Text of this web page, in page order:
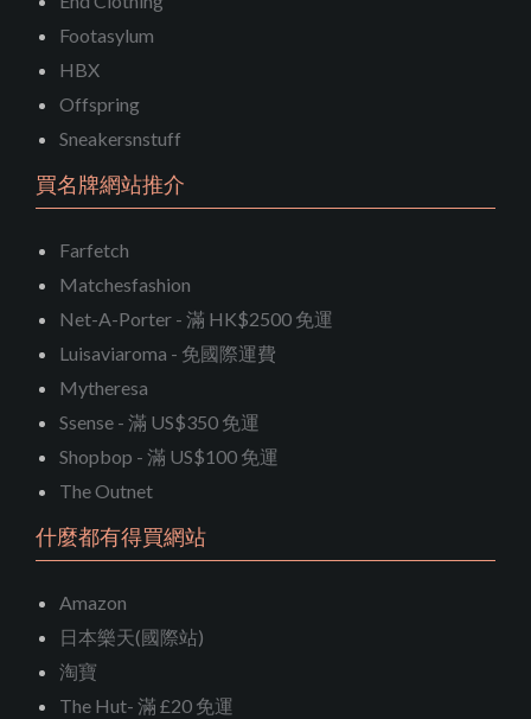
Footasylum
HBX
Offspring
Sneakersnstuff
買名牌網站推介
Farfetch
Matchesfashion
Net-A-Porter - 滿 HK$2500 免運
Luisaviaroma - 免國際運費
Mytheresa
Ssense - 滿 US$350 免運
Shopbop - 滿 US$100 免運
The Outnet
什麼都有得買網站
Amazon
日本樂天(國際站)
淘寶
The Hut- 滿 £20 免運